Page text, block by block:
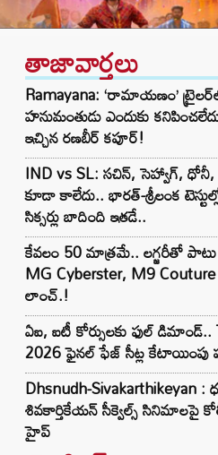
తాజావార్తలు
Ramayana: ‘రామాయణం’
హనుమంతుడు ఎందుకు
ఇచ్చిన రణబీర్ కపూర్!
IND vs SL: సచిన్, సెహ్వాగ్,
కూడా కాలేదు.. భారత్-శ్రీలంక
సిక్సర్లు బాదింది ఇతడే..
కేవలం 50 మాత్రమే.. లగ్జరీతో
MG Cyberster, M9 Couture
లాంచ్.!
ఏఐ, ఐటీ కోర్సులకు ఫుల్ డిమాండ్..
2026 ఫైనల్ ఫేజ్ సీట్ల కేటాయింపు
Dhsnudh-Sivakarthikeyan :
శివకార్తికేయన్ సీక్వెల్స్ సినిమాలపై
హైప్